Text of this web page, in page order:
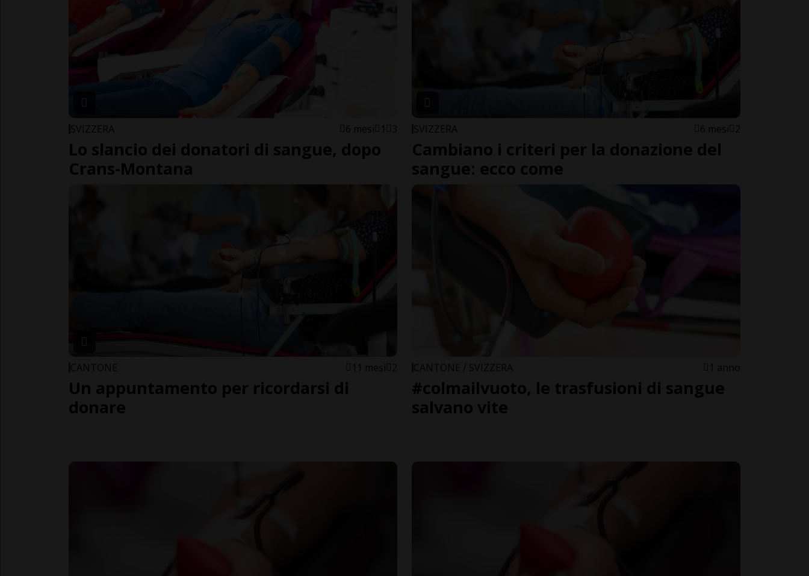
SVIZZERA 6 mesi 1 3
Lo slancio dei donatori di sangue, dopo
Crans-Montana
SVIZZERA 6 mesi 2
Cambiano i criteri per la donazione del
sangue: ecco come
CANTONE 11 mesi 2
Un appuntamento per ricordarsi di
donare
CANTONE / SVIZZERA 1 anno
#colmailvuoto, le trasfusioni di sangue
salvano vite